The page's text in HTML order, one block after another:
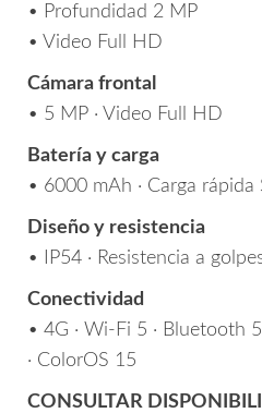
• Profundidad 2 MP
• Video Full HD
Cámara frontal
• 5 MP · Video Full HD
Batería y carga
• 6000 mAh · Carga
Diseño y resistencia
• IP54 · Resistencia a
Conectividad
• 4G · Wi-Fi 5 · Bluetooth
· ColorOS 15
CONSULTAR